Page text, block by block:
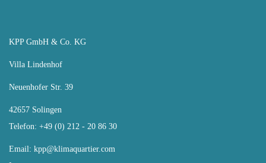
KPP GmbH & Co. KG
Villa Lindenhof
Neuenhofer Str. 39
42657 Solingen
Telefon: +49 (0) 212 - 20 86 30
Email: kpp@klimaquartier.com